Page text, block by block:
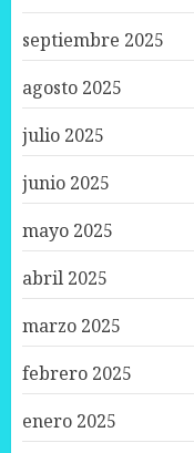
septiembre 2025
agosto 2025
julio 2025
junio 2025
mayo 2025
abril 2025
marzo 2025
febrero 2025
enero 2025